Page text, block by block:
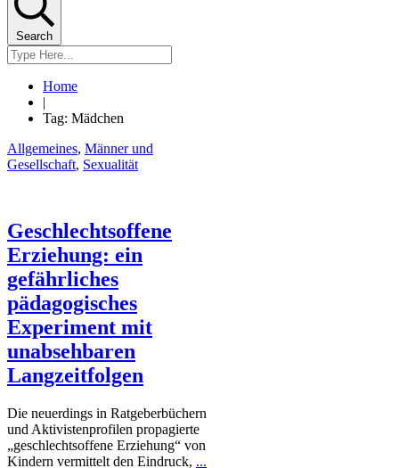
Search
Home
|
Tag: Mädchen
Allgemeines, Männer und
Gesellschaft, Sexualität
Geschlechtsoffene
Erziehung: ein
gefährliches
pädagogisches
Experiment mit
unabsehbaren
Langzeitfolgen
Die neuerdings in Ratgeberbüchern
und Aktivistenprofilen propagierte
„geschlechtsoffene Erziehung“ von
Kindern vermittelt den Eindruck, ...